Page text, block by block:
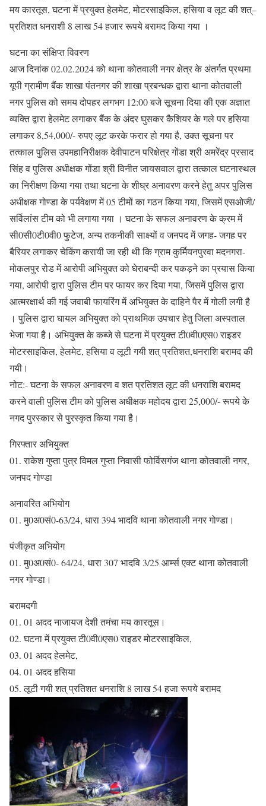
मय कारतूस, घटना में प्रयुक्त हेलमेट, मोटरसाइकिल, हसिया व लूट की शत्–
प्रतिशत धनराशी 8 लाख 54 हजार रूपये बरामद किया गया ।
घटना का संक्षिप्त विवरण
आज दिनांक 02.02.2024 को थाना कोतवाली नगर क्षेत्र के अंतर्गत प्रथमा
यूपी ग्रामीण बैंक शाखा पंतनगर की शाखा प्रबन्धक द्वारा थाना कोतवाली
नगर पुलिस को समय दोपहर लगभग 12:00 बजे सूचना दिया की एक अज्ञात
व्यक्ति द्वारा हेलमेट लगाकर बैंक के अंदर घुसकर कैशियर के गले पर हसिया
लगाकर 8,54,000/- रुपए लूट करके फरार हो गया है, उक्त सूचना पर
तत्काल पुलिस उपमहानिरीक्षक देवीपाटन परिक्षेत्र गोंडा श्री अमरेंद्र प्रसाद
सिंह व पुलिस अधीक्षक गोंडा श्री विनीत जायसवाल द्वारा तत्काल घटनास्थल
का निरीक्षण किया गया तथा घटना के शीघ्र अनावरण करने हेतु अपर पुलिस
अधीक्षक गोण्डा के पर्यवेक्षण में 05 टीमों का गठन किया गया, जिसमें एसओजी/
सर्विलांस टीम को भी लगाया गया । घटना के सफल अनावरण के क्रम में
सी0सी0टी0वी0 फुटेज, अन्य तकनीकी साक्ष्यों व जनपद में जगह- जगह पर
बैरियर लगाकर चेकिंग करायी जा रही थी कि ग्राम कुर्मियनपुरवा मदनगरा-
मोकलपुर रोड में आरोपी अभियुक्त को घेराबन्दी कर पकड़ने का प्रयास किया
गया, आरोपी द्वारा पुलिस टीम पर फायर कर दिया गया, जिसमें पुलिस द्वारा
आत्मरक्षार्थ की गई जवाबी फायरिंग में अभियुक्त के दाहिने पैर में गोली लगी है
। पुलिस द्वारा घायल अभियुक्त को प्राथमिक उपचार हेतु जिला अस्पताल
भेजा गया है। अभियुक्त के कब्जे से घटना में प्रयुक्त टी0वी0एस0 राइडर
मोटरसाइकिल, हेलमेट, हसिया व लूटी गयी शत् प्रतिशत,धनराशि बरामद की
गयी।
नोट:- घटना के सफल अनावरण व शत प्रतिशत लूट की धनराशि बरामद
करने वाली पुलिस टीम को पुलिस अधीक्षक महोदय द्वारा 25,000/- रूपये के
नगद पुरस्कार से पुरस्कृत किया गया है।
गिरफ्तार अभियुक्त
01. राकेश गुप्ता पुत्र विमल गुप्ता निवासी फोर्विसगंज थाना कोतवाली नगर,
जनपद गोण्डा
अनावरित अभियोग
01. मु0अ0सं0-63/24, धारा 394 भादवि थाना कोतवाली नगर गोण्डा।
पंजीकृत अभियोग
01. मु0अ0सं0- 64/24, धारा 307 भादवि 3/25 आर्म्स एक्ट थाना कोतवाली
नगर गोण्डा।
बरामदगी
01. 01 अदद नाजायज देशी तमंचा मय कारतूस।
02. घटना में प्रयुक्त टी0वी0एस0 राइडर मोटरसाइकिल,
03. 01 अदद हेलमेट,
04. 01 अदद हसिया
05. लूटी गयी शत् प्रतिशत धनराशि 8 लाख 54 हजा रूपये बरामद